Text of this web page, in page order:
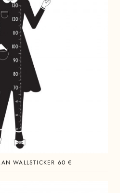
WALLSTICKER 60 €